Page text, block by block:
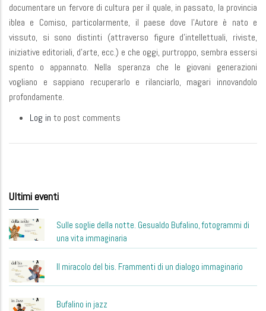
documentare un fervore di cultura per il quale, in passato, la provincia
iblea e Comiso, particolarmente, il paese dove l'Autore è nato e
vissuto, si sono distinti (attraverso figure d'intellettuali, riviste,
iniziative editoriali, d'arte, ecc.) e che oggi, purtroppo, sembra essersi
spento o appannato. Nella speranza che le giovani generazioni
vogliano e sappiano recuperarlo e rilanciarlo, magari innovandolo
profondamente.
Log in to post comments
Ultimi eventi
Sulle soglie della notte. Gesualdo Bufalino, fotogrammi di
una vita immaginaria
Il miracolo del bis. Frammenti di un dialogo immaginario
Bufalino in jazz